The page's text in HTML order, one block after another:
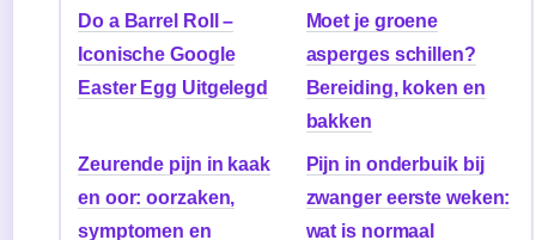
Do a Barrel Roll –
Iconische Google
Easter Egg Uitgelegd
Moet je groene
asperges schillen?
Bereiding, koken en
bakken
Zeurende pijn in kaak
en oor: oorzaken,
symptomen en
Pijn in onderbuik bij
zwanger eerste weken:
wat is normaal